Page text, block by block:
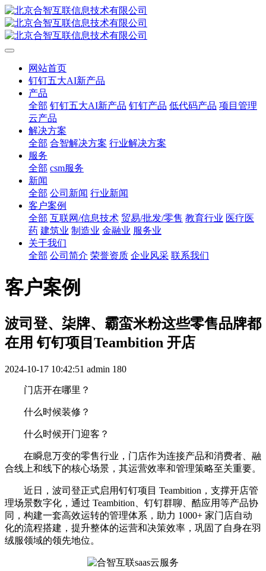
网站首页
钉钉五大AI新产品
产品
全部 钉钉五大AI新产品 钉钉产品 低代码产品 项目管理
云产品
解决方案
全部 合智解决方案 行业解决方案
服务
全部 csm服务
新闻
全部 公司新闻 行业新闻
客户案例
全部 互联网/信息技术 贸易/批发/零售 教育行业 医疗医
药 建筑业 制造业 金融业 服务业
关于我们
全部 公司简介 荣誉资质 企业风采 联系我们
客户案例
波司登、柒牌、霸蛮米粉这些零售品牌都
在用 钉钉项目Teambition 开店
2024-10-17 10:42:51 admin 180
门店开在哪里？
什么时候装修？
什么时候开门迎客？
在瞬息万变的零售行业，门店作为连接产品和消费者、融
合线上和线下的核心场景，其运营效率和管理策略至关重要。
近日，波司登正式启用钉钉项目 Teambition，支撑开店管
理场景数字化，通过 Teambition、钉钉群聊、酷应用等产品协
同，构建一套高效运转的管理体系，助力 1000+ 家门店自动
化的流程搭建，提升整体的运营和决策效率，巩固了自身在羽
绒服领域的领先地位。